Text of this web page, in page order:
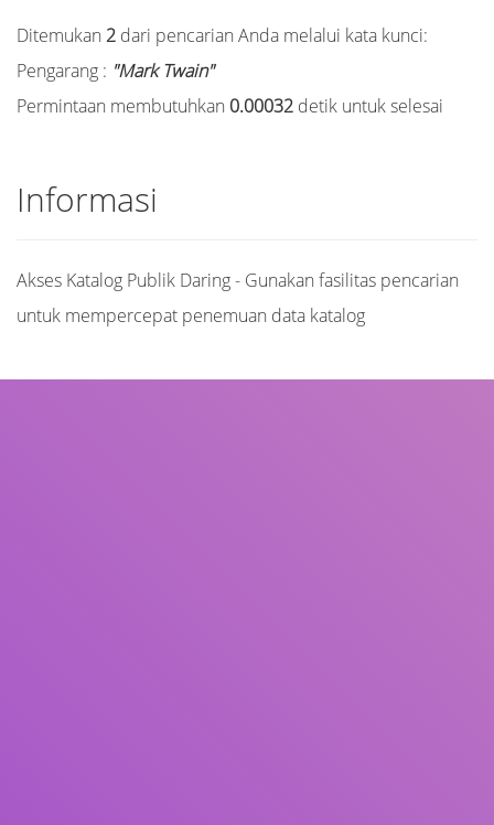
Ditemukan 2 dari pencarian Anda melalui kata kunci:
Pengarang : "Mark Twain"
Permintaan membutuhkan 0.00032 detik untuk selesai
Informasi
Akses Katalog Publik Daring - Gunakan fasilitas pencarian
untuk mempercepat penemuan data katalog